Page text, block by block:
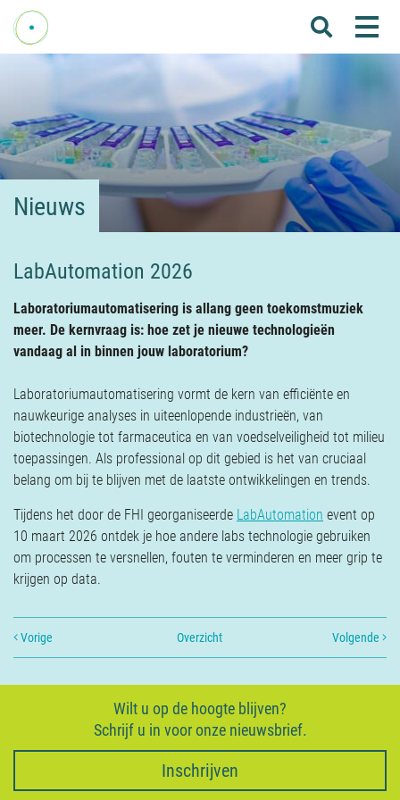
Over Fenelab
Commissies
Donateurs
Agenda
Internationaal
Verzekeringen
Contact
Nieuws
LabAutomation 2026
Laboratoriumautomatisering is allang geen toekomstmuziek
meer. De kernvraag is: hoe zet je nieuwe technologieën
vandaag al in binnen jouw laboratorium?
Laboratoriumautomatisering vormt de kern van efficiënte en
nauwkeurige analyses in uiteenlopende industrieën, van
biotechnologie tot farmaceutica en van voedselveiligheid tot milieu
toepassingen. Als professional op dit gebied is het van cruciaal
belang om bij te blijven met de laatste ontwikkelingen en trends.
Tijdens het door de FHI georganiseerde LabAutomation event op
10 maart 2026 ontdek je hoe andere labs technologie gebruiken
om processen te versnellen, fouten te verminderen en meer grip te
krijgen op data.
Vorige Overzicht Volgende
Wilt u op de hoogte blijven?
Schrijf u in voor onze nieuwsbrief.
Inschrijven